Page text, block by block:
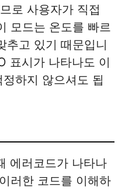
로 사용자가 직접
모드는 온도를 빠르
추고 있기 때문입니
표시가 나타나도 이
하지 않으셔도 됩
에러코드가 나타나
러한 코드를 이해하